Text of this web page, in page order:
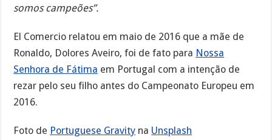
somos campeões”.
El Comercio relatou em maio de 2016 que a mãe de
Ronaldo, Dolores Aveiro, foi de fato para Nossa
Senhora de Fátima em Portugal com a intenção de
rezar pelo seu filho antes do Campeonato Europeu em
2016.
Foto de Portuguese Gravity na Unsplash